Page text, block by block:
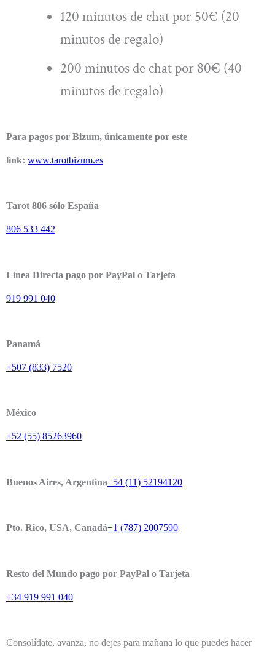
120 minutos de chat por 50€ (20
minutos de regalo)
200 minutos de chat por 80€ (40
minutos de regalo)
Para pagos por Bizum, únicamente por este
link: www.tarotbizum.es
Tarot 806 sólo España
806 533 442
Línea Directa pago por PayPal o Tarjeta
919 991 040
Panamá
+507 (833) 7520
México
+52 (55) 85263960
Buenos Aires, Argentina+54 (11) 52194120
Pto. Rico, USA, Canadá+1 (787) 2007590
Resto del Mundo pago por PayPal o Tarjeta
+34 919 991 040
Consolídate, avanza, no dejes para mañana lo que puedes hacer